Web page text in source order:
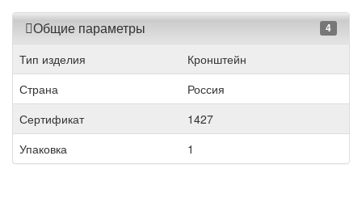
Общие параметры 4
Тип изделия
Кронштейн
Страна
Россия
Сертификат
1427
Упаковка
1